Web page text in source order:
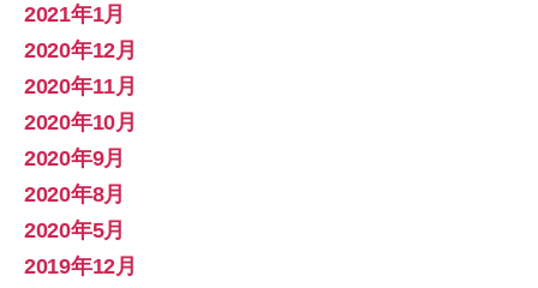
2021年1月
2020年12月
2020年11月
2020年10月
2020年9月
2020年8月
2020年5月
2019年12月